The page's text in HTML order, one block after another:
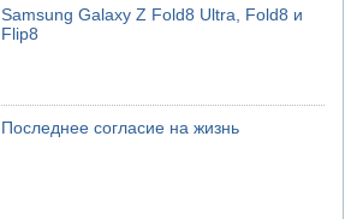
Samsung Galaxy Z Fold8 Ultra, Fold8 и
Flip8
Последнее согласие на жизнь